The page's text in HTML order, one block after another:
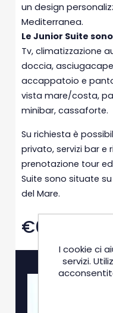
un design
Mediterranea.
Le Junior Suite
Tv, climatizzazione
doccia,
accappatoio e
vista mare/costa,
minibar, cassaforte.
Su richiesta è
privato, servizi bar e
prenotazione tour
Suite sono situate su
del Mare.
€0,00
I cookie ci
servizi.